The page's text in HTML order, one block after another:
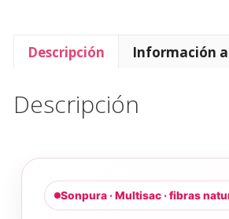
Descripción Información
Descripción
Sonpura · Multisac · fibras